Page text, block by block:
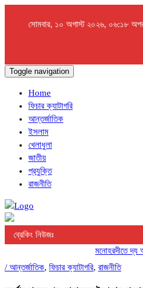
সোমবার, ১০ অগাস্ট ২০২৬, ০৬:১৮
Toggle navigation
Home
ফিচার ক্যাটাগরি
আন্তর্জাতিক
ইসলাম
খেলাধুলা
জাতীয়
প্রযুক্তি
রাজনীতি
ব্রেকিং নিউজঃ
মনোহরদীতে দ্য
/ আন্তর্জাতিক, ফিচার ক্যাটাগরি, রাজনীতি